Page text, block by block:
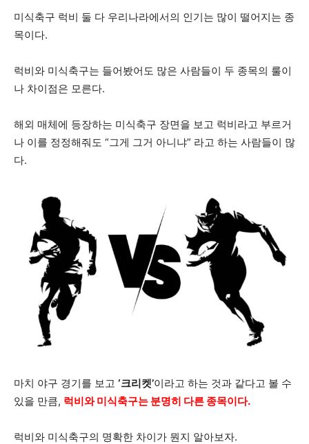
미식축구 럭비 둘 다 우리나라에서의 인기는 많이 떨어지는 종
목이다.
럭비와 미식축구는 들어봤어도 많은 사람들이 두 종목의 룰이
나 차이점은 모른다.
해외 매체에 등장하는 미식축구 장면을 보고 럭비라고 부르거
나 이를 정정해줘도 “그게 그거 아니냐” 라고 하는 사람들이 많
다.
마치 야구 경기를 보고 ‘크리켓’이라고 하는 것과 같다고 볼 수
있을 만큼, 럭비와 미식축구는 분명히 다른 종목이다.
럭비와 미식축구의 명확한 차이가 뭔지 알아보자.